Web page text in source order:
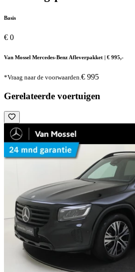
Basis
€ 0
Van Mossel Mercedes-Benz Afleverpakket | € 995,-
*Vraag naar de voorwaarden.€ 995
Gerelateerde voertuigen